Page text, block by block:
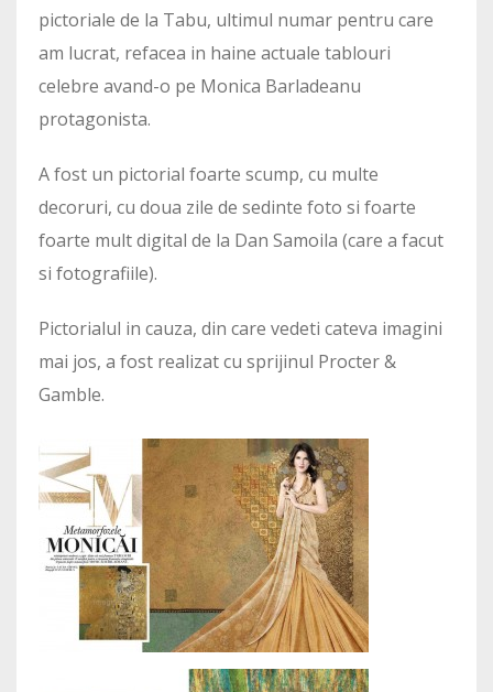
pictoriale de la Tabu, ultimul numar pentru care
am lucrat, refacea in haine actuale tablouri
celebre avand-o pe Monica Barladeanu
protagonista.
A fost un pictorial foarte scump, cu multe
decoruri, cu doua zile de sedinte foto si foarte
foarte mult digital de la Dan Samoila (care a facut
si fotografiile).
Pictorialul in cauza, din care vedeti cateva imagini
mai jos, a fost realizat cu sprijinul Procter &
Gamble.